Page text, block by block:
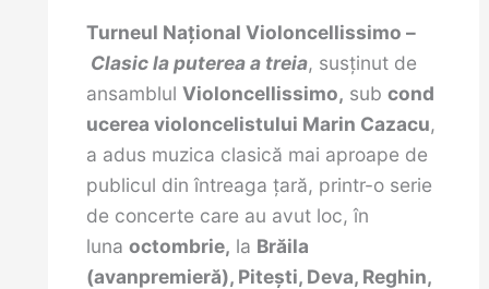
Turneul Național Violoncellissimo –
Clasic la puterea a treia, susținut de
ansamblul Violoncellissimo, sub cond
ucerea violoncelistului Marin Cazacu,
a adus muzica clasică mai aproape de
publicul din întreaga țară, printr-o serie
de concerte care au avut loc, în
luna octombrie, la Brăila
(avanpremieră), Pitești, Deva, Reghin,